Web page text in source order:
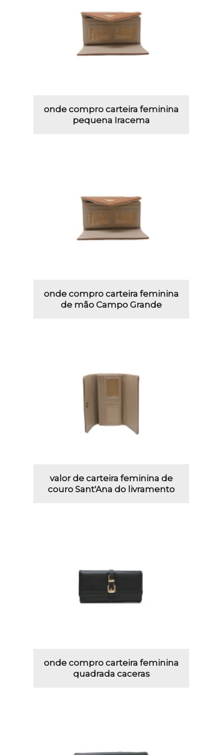
onde compro carteira feminina
pequena Iracema
onde compro carteira feminina
de mão Campo Grande
valor de carteira feminina de
couro Sant'Ana do livramento
onde compro carteira feminina
quadrada caceras